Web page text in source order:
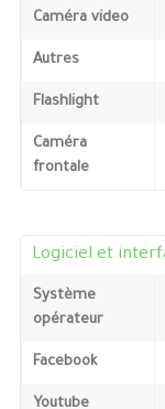
Caméra video
Autres
Flashlight
Caméra
frontale
Logiciel et
Système
opérateur
Facebook
Youtube